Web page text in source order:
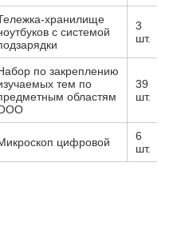
хранилище
с системой
3
шт.
по закреплению
тем по
областям
39
шт.
цифровой
6
шт.